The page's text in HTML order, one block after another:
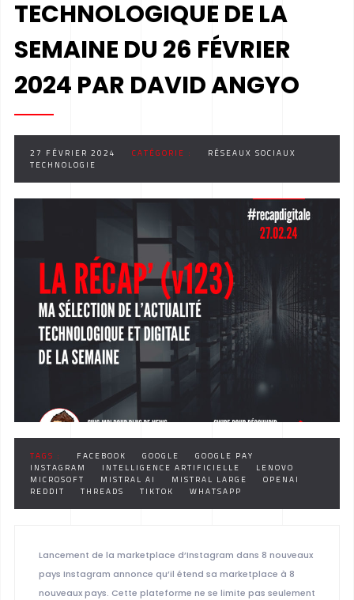
TECHNOLOGIQUE DE LA
SEMAINE DU 26 FÉVRIER
2024 PAR DAVID ANGYO
27 FÉVRIER 2024 CATÉGORIE :
RÉSEAUX SOCIAUX
TECHNOLOGIE
TAGS : FACEBOOK GOOGLE
GOOGLE PAY
INSTAGRAM
INTELLIGENCE ARTIFICIELLE
LENOVO
MICROSOFT
MISTRAL AI MISTRAL LARGE
OPENAI
REDDIT
THREADS TIKTOK WHATSAPP
Lancement de la marketplace d’Instagram dans 8 nouveaux
pays Instagram annonce qu’il étend sa marketplace à 8
nouveaux pays. Cette plateforme ne se limite pas seulement